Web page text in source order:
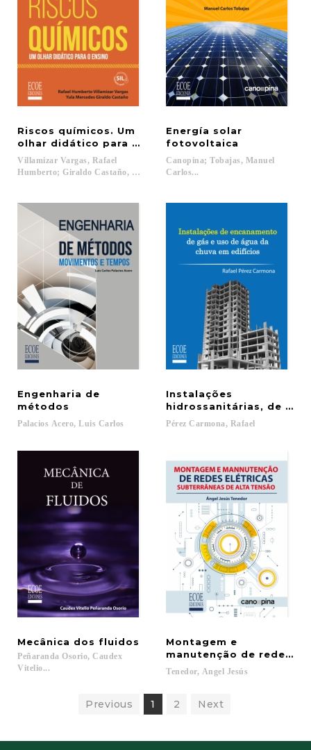
Riscos químicos. Um
olhar didático para o ensino
Villamizar Vargas, Rafael
Humberto; Giraldo Castaño, Yula Mercedes...
Energía solar
fotovoltaica
Canopina; Tobajas, Manuel
Carlos...
Engenharia de
métodos
Palacios Acero, Luis Carlos
Instalações
hidrossanitárias, de
Pérez Carmona, Rafael
Mecânica dos fluidos
Peñaranda Osorio, Caudex
Vitelio...
Montagem e
manutenção de redes
Tenedor, Angel Jesús
Previous 1 2 Next